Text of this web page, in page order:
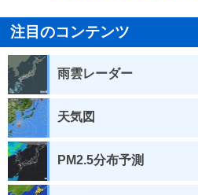
注目のコンテンツ
雨雲レーダー
天気図
PM2.5分布予測